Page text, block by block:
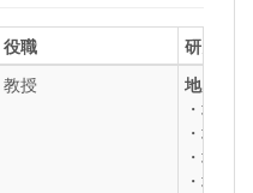
役職
研究テ
教授
地震・
・地震
・地震
・地震
・地震